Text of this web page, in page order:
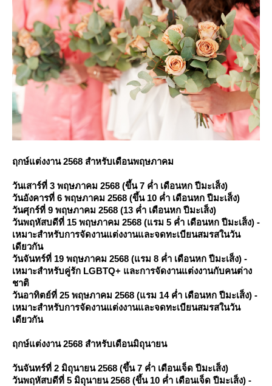
ฤกษ์แต่งงาน 2568 สำหรับเดือนพฤษภาคม
วันเสาร์ที่ 3 พฤษภาคม 2568 (ขึ้น 7 ค่ำ เดือนหก ปีมะเส็ง)
วันอังคารที่ 6 พฤษภาคม 2568 (ขึ้น 10 ค่ำ เดือนหก ปีมะเส็ง)
วันศุกร์ที่ 9 พฤษภาคม 2568 (13 ค่ำ เดือนหก ปีมะเส็ง)
วันพฤหัสบดีที่ 15 พฤษภาคม 2568 (แรม 5 ค่ำ เดือนหก ปีมะเส็ง) -
เหมาะสำหรับการจัดงานแต่งงานและจดทะเบียนสมรสในวัน
เดียวกัน
วันจันทร์ที่ 19 พฤษภาคม 2568 (แรม 8 ค่ำ เดือนหก ปีมะเส็ง) -
เหมาะสำหรับคู่รัก LGBTQ+ และการจัดงานแต่งงานกับคนต่าง
ชาติ
วันอาทิตย์ที่ 25 พฤษภาคม 2568 (แรม 14 ค่ำ เดือนหก ปีมะเส็ง) -
เหมาะสำหรับการจัดงานแต่งงานและจดทะเบียนสมรสในวัน
เดียวกัน
ฤกษ์แต่งงาน 2568 สำหรับเดือนมิถุนายน
วันจันทร์ที่ 2 มิถุนายน 2568 (ขึ้น 7 ค่ำ เดือนเจ็ด ปีมะเส็ง)
วันพฤหัสบดีที่ 5 มิถุนายน 2568 (ขึ้น 10 ค่ำ เดือนเจ็ด ปีมะเส็ง) -